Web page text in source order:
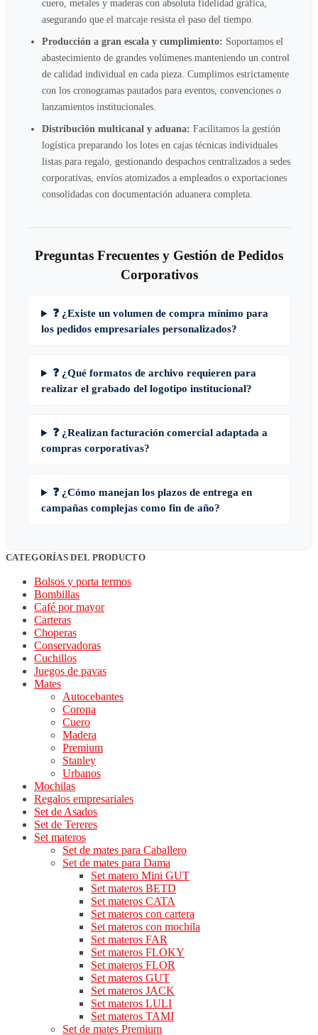
cuero, metales y maderas con absoluta fidelidad gráfica,
asegurando que el marcaje resista el paso del tiempo.
Producción a gran escala y cumplimiento: Soportamos el
abastecimiento de grandes volúmenes manteniendo un control
de calidad individual en cada pieza. Cumplimos estrictamente
con los cronogramas pautados para eventos, convenciones o
lanzamientos institucionales.
Distribución multicanal y aduana: Facilitamos la gestión
logística preparando los lotes en cajas técnicas individuales
listas para regalo, gestionando despachos centralizados a sedes
corporativas, envíos atomizados a empleados o exportaciones
consolidadas con documentación aduanera completa.
Preguntas Frecuentes y Gestión de Pedidos
Corporativos
❓ ¿Existe un volumen de compra mínimo para
los pedidos empresariales personalizados?
❓ ¿Qué formatos de archivo requieren para
realizar el grabado del logotipo institucional?
❓ ¿Realizan facturación comercial adaptada a
compras corporativas?
❓ ¿Cómo manejan los plazos de entrega en
campañas complejas como fin de año?
CATEGORÍAS DEL PRODUCTO
Bolsos y porta termos
Bombillas
Café por mayor
Carteras
Choperas
Conservadoras
Cuchillos
Juegos de pavas
Mates
Autocebantes
Corona
Cuero
Madera
Premium
Stanley
Urbanos
Mochilas
Regalos empresariales
Set de Asados
Set de Tereres
Set materos
Set de mates para Caballero
Set de mates para Dama
Set matero Mini GUT
Set materos BETD
Set materos CATA
Set materos con cartera
Set materos con mochila
Set materos FAR
Set materos FLOKY
Set materos FLOR
Set materos GUT
Set materos JACK
Set materos LULI
Set materos TAMI
Set de mates Premium